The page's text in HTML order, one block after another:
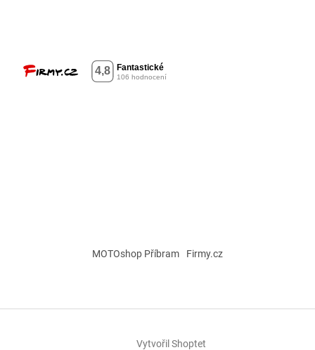
MOTOshop Příbram Firmy.cz
Vytvořil Shoptet